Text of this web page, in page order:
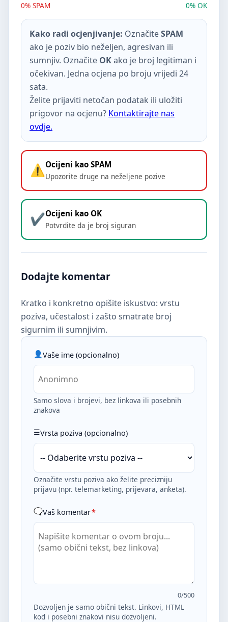
0% SPAM 0% OK
Kako radi ocjenjivanje: OznačiteSPAM
ako je poziv bio neželjen, agresivan ili
sumnjiv. Označite OKako je broj legitiman i
očekivan. Jedna ocjena po broju vrijedi 24
sata.
Želite prijaviti netočan podatak ili uložiti
prigovor na ocjenu? Kontaktirajte nas
ovdje.
Ocijeni kao SPAM
Upozorite druge na neželjene pozive
Ocijeni kao OK
Potvrdite da je broj siguran
Dodajte komentar
Kratko i konkretno opišite iskustvo: vrstu
poziva, učestalost i zašto smatrate broj
sigurnim ili sumnjivim.
Vaše ime (opcionalno)
Samo slova i brojevi, bez linkova ili posebnih
znakova
Vrsta poziva (opcionalno)
Označite vrstu poziva ako želite precizniju
prijavu (npr. telemarketing, prijevara, anketa).
Vaš komentar*
0/500
Dozvoljen je samo obični tekst. Linkovi, HTML
kod i posebni znakovi nisu dozvoljeni.